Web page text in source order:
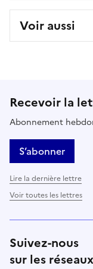
Voir aussi
Recevoir la
Abonnement
S’abonner
Lire la dernière lettre
Voir toutes les lettres
Suivez-nous
sur les